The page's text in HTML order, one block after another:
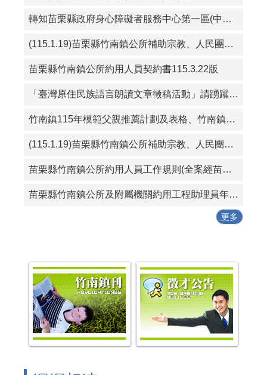
轉知苗栗縣政府身心障礙者服務中心第一區(中華民國珍珠社會福利服務協會承辦)辦理「一家心聚系列宣導活動」第1次活動簡章
(115.1.19)苗栗縣竹南鎮公所補助宗教、人民團體活動實施要點
苗栗縣竹南鎮公所約用人員契約書115.3.22版
「臺灣原住民族語言朗讀文章徵稿活動」請踴躍投稿
竹南鎮115年模範父親推薦計劃及表格、竹南鎮115好人好事代表推薦計畫及表格
(115.1.19)苗栗縣竹南鎮公所補助宗教、人民團體活動實施要點
苗栗縣竹南鎮公所約用人員工作規則(全案經苗栗縣政府115年1月19日府勞資字第1150005614號同意備查)
苗栗縣竹南鎮公所及附屬機關約用工程助理員年終考核紀錄表
更多